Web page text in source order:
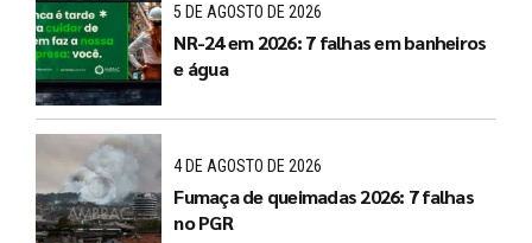
5 DE AGOSTO DE 2026
NR-24 em 2026: 7 falhas em banheiros
e água
4 DE AGOSTO DE 2026
Fumaça de queimadas 2026: 7 falhas
no PGR